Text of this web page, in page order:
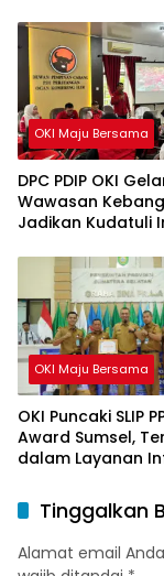
OKI Maju Bersama
DPC PDIP OKI
Wawasan
Jadikan Kudatuli
OKI Maju Bersama
OKI Puncaki SLIP
Award Sumsel,
dalam Layanan
Tinggalkan
Alamat email